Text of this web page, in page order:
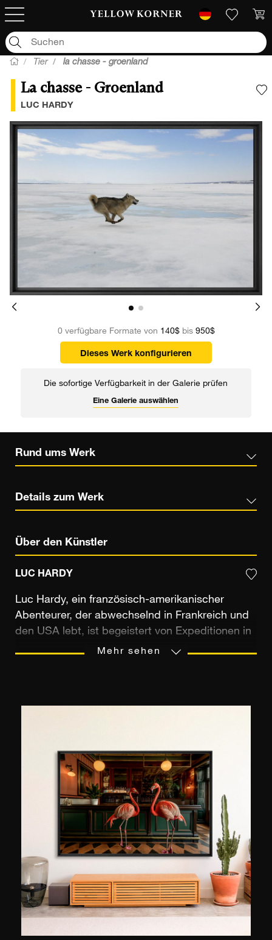
Tier la chasse - groenland
La chasse - Groenland
LUC HARDY
0 verfügbare Formate von 140$bis 950$
Dieses Werk konfigurieren
Die sofortige Verfügbarkeit in der Galerie prüfen
Eine Galerie auswählen
Rund ums Werk
Details zum Werk
Über den Künstler
LUC HARDY
Luc Hardy, ein französisch-amerikanischer
Abenteurer, der abwechselnd in Frankreich und
den USA lebt, ist begeistert von Expeditionen in
ferne Länder. Seine Neugier für die Welt und
er seiner Leidenschaft der Fotografie. Er reist oft
um die Welt, um ferne Länder zu fotografieren
oder darüber zu berichten, oft für internationale
Wohltätigkeitsorganisationen. Luc Hardy ist
Mitglied des New York Explorers 'Club, hat eine
Reihe wissenschaftlicher Expeditionen in die
Polarregionen unternommen und ist Autor von
Antarctic Adventure (2005), Greenland -
Impressions (2007) und Arctic - Transitions
(2008). Der Erlös aus dem Verkauf dieser Fotos
geht an die Umweltorganisationen Pax Arctica
Mehr sehen